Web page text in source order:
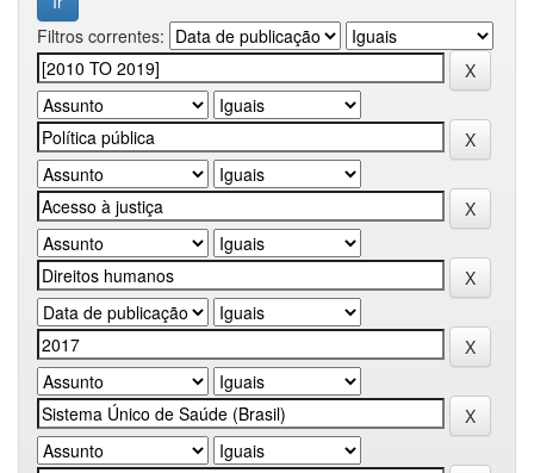
Filtros correntes: